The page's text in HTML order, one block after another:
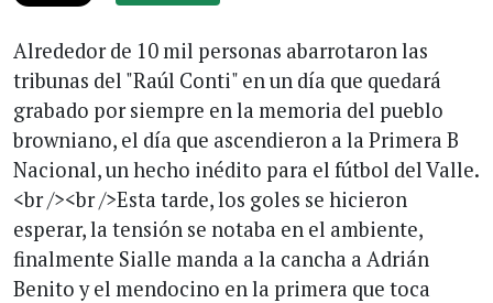
Alrededor de 10 mil personas abarrotaron las
tribunas del "Raúl Conti" en un día que quedará
grabado por siempre en la memoria del pueblo
browniano, el día que ascendieron a la Primera B
Nacional, un hecho inédito para el fútbol del Valle.
<br /><br />Esta tarde, los goles se hicieron
esperar, la tensión se notaba en el ambiente,
finalmente Sialle manda a la cancha a Adrián
Benito y el mendocino en la primera que toca